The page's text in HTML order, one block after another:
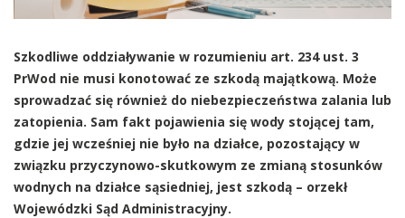
Szkodliwe oddziaływanie w rozumieniu art. 234 ust. 3
PrWod nie musi konotować ze szkodą majątkową. Może
sprowadzać się również do niebezpieczeństwa zalania lub
zatopienia. Sam fakt pojawienia się wody stojącej tam,
gdzie jej wcześniej nie było na działce, pozostający w
związku przyczynowo-skutkowym ze zmianą stosunków
wodnych na działce sąsiedniej, jest szkodą – orzekł
Wojewódzki Sąd Administracyjny.